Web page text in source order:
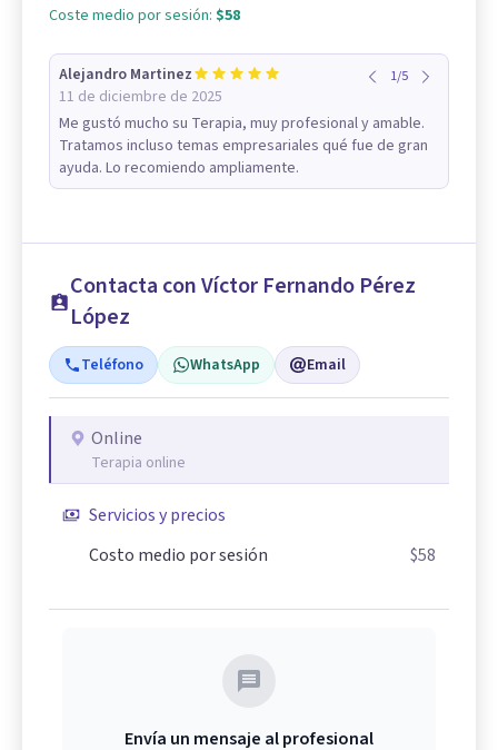
Coste medio por sesión: $58
Alejandro Martinez
11 de diciembre de 2025
1/5
Me gustó mucho su Terapia, muy profesional y amable.
Tratamos incluso temas empresariales qué fue de gran
ayuda. Lo recomiendo ampliamente.
Contacta con Víctor Fernando Pérez
López
Teléfono WhatsApp Email
Online
Terapia online
Servicios y precios
Costo medio por sesión
$58
Envía un mensaje al profesional